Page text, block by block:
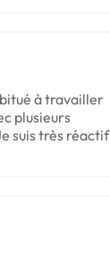
à travailler
plusieurs
suis très réactif